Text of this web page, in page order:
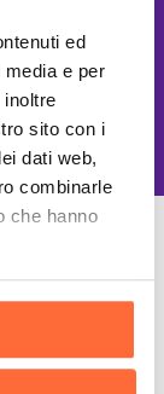
ed
e per
sito con i
dati web,
combinarle
che hanno